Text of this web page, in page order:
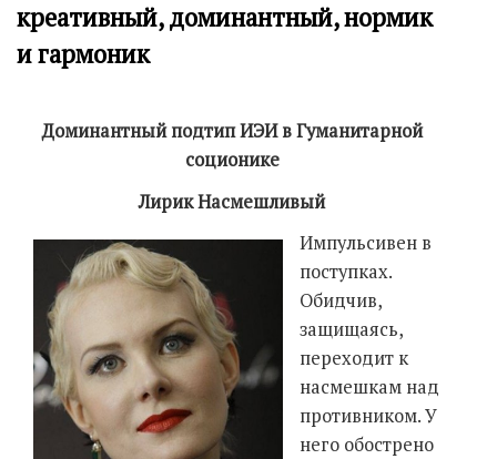
креативный, доминантный, нормик
и гармоник
Доминантный подтип ИЭИ в Гуманитарной
соционике
Лирик Насмешливый
Импульсивен в
поступках.
Обидчив,
защищаясь,
переходит к
насмешкам над
противником. У
него обострено